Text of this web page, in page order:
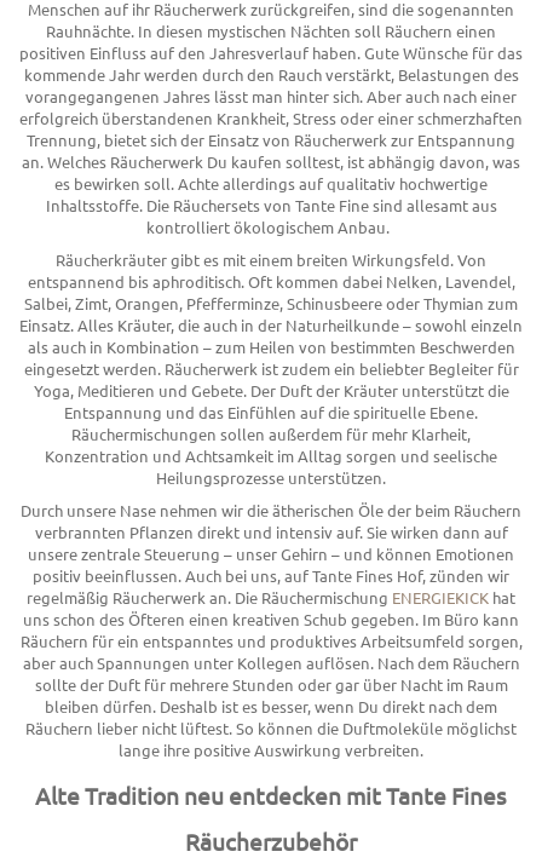
Menschen auf ihr Räucherwerk zurückgreifen, sind die sogenannten
Rauhnächte. In diesen mystischen Nächten soll Räuchern einen
positiven Einfluss auf den Jahresverlauf haben. Gute Wünsche für das
kommende Jahr werden durch den Rauch verstärkt, Belastungen des
vorangegangenen Jahres lässt man hinter sich. Aber auch nach einer
erfolgreich überstandenen Krankheit, Stress oder einer schmerzhaften
Trennung, bietet sich der Einsatz von Räucherwerk zur Entspannung
an. Welches Räucherwerk Du kaufen solltest, ist abhängig davon, was
es bewirken soll. Achte allerdings auf qualitativ hochwertige
Inhaltsstoffe. Die Räuchersets von Tante Fine sind allesamt aus
kontrolliert ökologischem Anbau.
Räucherkräuter gibt es mit einem breiten Wirkungsfeld. Von
entspannend bis aphroditisch. Oft kommen dabei Nelken, Lavendel,
Salbei, Zimt, Orangen, Pfefferminze, Schinusbeere oder Thymian zum
Einsatz. Alles Kräuter, die auch in der Naturheilkunde – sowohl einzeln
als auch in Kombination – zum Heilen von bestimmten Beschwerden
eingesetzt werden. Räucherwerk ist zudem ein beliebter Begleiter für
Yoga, Meditieren und Gebete. Der Duft der Kräuter unterstützt die
Entspannung und das Einfühlen auf die spirituelle Ebene.
Räuchermischungen sollen außerdem für mehr Klarheit,
Konzentration und Achtsamkeit im Alltag sorgen und seelische
Heilungsprozesse unterstützen.
Durch unsere Nase nehmen wir die ätherischen Öle der beim Räuchern
verbrannten Pflanzen direkt und intensiv auf. Sie wirken dann auf
unsere zentrale Steuerung – unser Gehirn – und können Emotionen
positiv beeinflussen. Auch bei uns, auf Tante Fines Hof, zünden wir
regelmäßig Räucherwerk an. Die Räuchermischung ENERGIEKICK hat
uns schon des Öfteren einen kreativen Schub gegeben. Im Büro kann
Räuchern für ein entspanntes und produktives Arbeitsumfeld sorgen,
aber auch Spannungen unter Kollegen auflösen. Nach dem Räuchern
sollte der Duft für mehrere Stunden oder gar über Nacht im Raum
bleiben dürfen. Deshalb ist es besser, wenn Du direkt nach dem
Räuchern lieber nicht lüftest. So können die Duftmoleküle möglichst
lange ihre positive Auswirkung verbreiten.
Alte Tradition neu entdecken mit Tante Fines
Räucherzubehör